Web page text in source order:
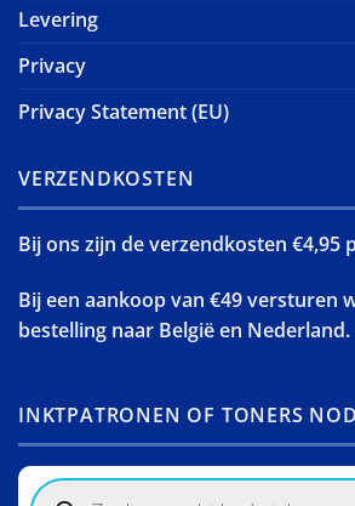
Levering
Privacy
Privacy Statement (EU)
VERZENDKOSTEN
Bij ons zijn de verzendkosten €4,95
Bij een aankoop van €49 versturen
bestelling naar België en Nederland.
INKTPATRONEN OF TONERS
Products